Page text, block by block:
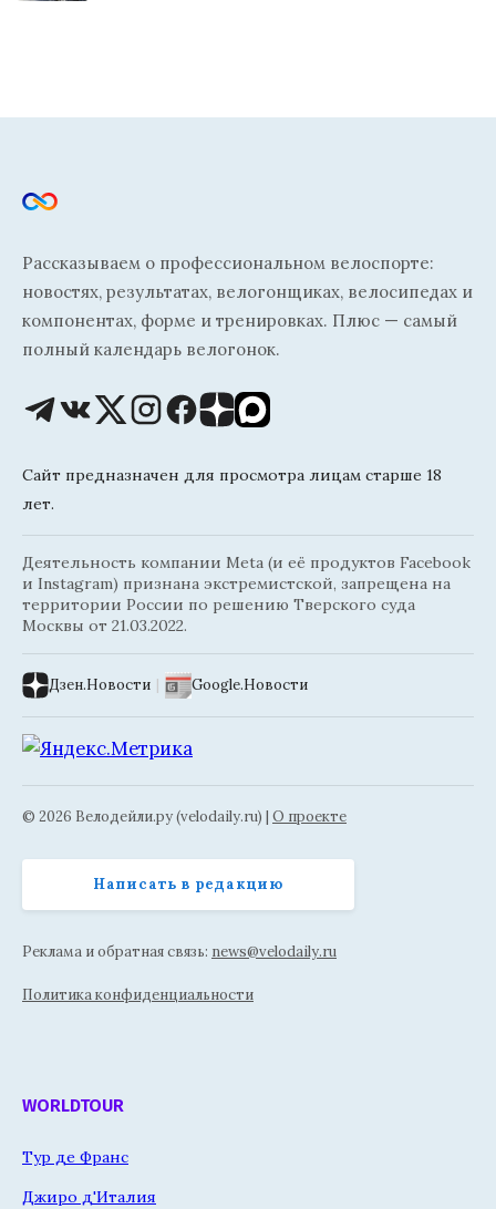
Рассказываем о профессиональном велоспорте:
новостях, результатах, велогонщиках, велосипедах и
компонентах, форме и тренировках. Плюс — самый
полный календарь велогонок.
Сайт предназначен для просмотра лицам старше 18
лет.
Деятельность компании Meta (и её продуктов Facebook
и Instagram) признана экстремистской, запрещена на
территории России по решению Тверского суда
Москвы от 21.03.2022.
Дзен.Новости | Google.Новости
© 2026 Велодейли.ру (velodaily.ru) | О проекте
Написать в редакцию
Реклама и обратная связь: news@velodaily.ru
Политика конфиденциальности
WORLDTOUR
Тур де Франс
Джиро д'Италия